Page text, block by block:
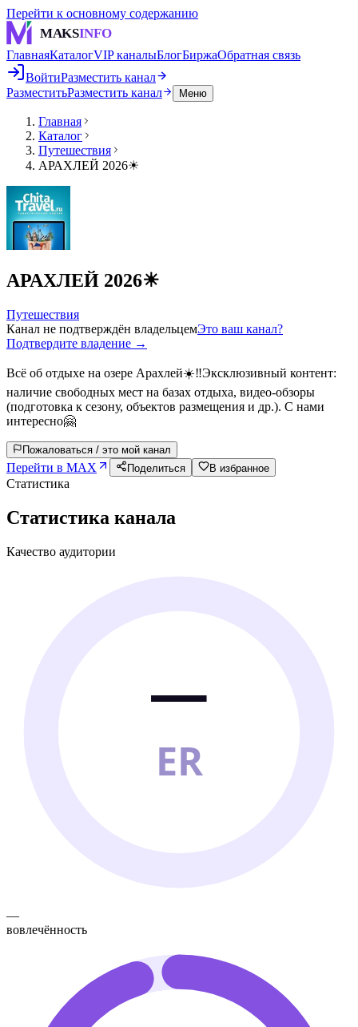
Перейти к основному содержанию
MAKSINFO
ГлавнаяКаталогVIP каналыБлогБиржаОбратная связь
ВойтиРазместить канал
РазместитьРазместить канал Меню
Главная
Каталог
Путешествия
АРАХЛЕЙ 2026☀
АРАХЛЕЙ 2026☀
Путешествия
Канал не подтверждён владельцемЭто ваш канал?
Подтвердите владение →
Всё об отдыхе на озере Арахлей☀️‼️Эксклюзивный контент:
наличие свободных мест на базах отдыха, видео-обзоры
(подготовка к сезону, объектов размещения и др.). С нами
интересно🤗
Пожаловаться / это мой канал
Перейти в MAX Поделиться В избранное
Статистика
Статистика канала
Качество аудитории
—
ER
—
вовлечённость